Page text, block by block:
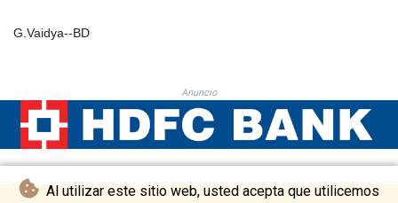
Al utilizar este sitio web, usted acepta que utilicemos
LYD 7.358849
MAD 10.757887
MDL 20.102303
MGA 4982.944983
MMK 2427.367709
G.Vaidya--BD
Anuncio